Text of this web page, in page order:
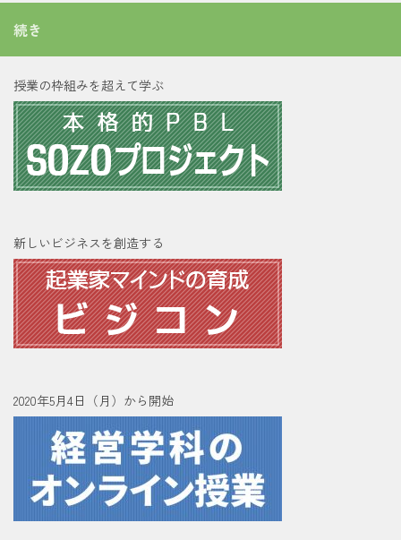
続き
授業の枠組みを超えて学ぶ
新しいビジネスを創造する
2020年5月4日（月）から開始